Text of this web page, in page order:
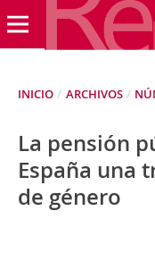
INICIO / ARCHIVOS /
La pensión
España una
de género